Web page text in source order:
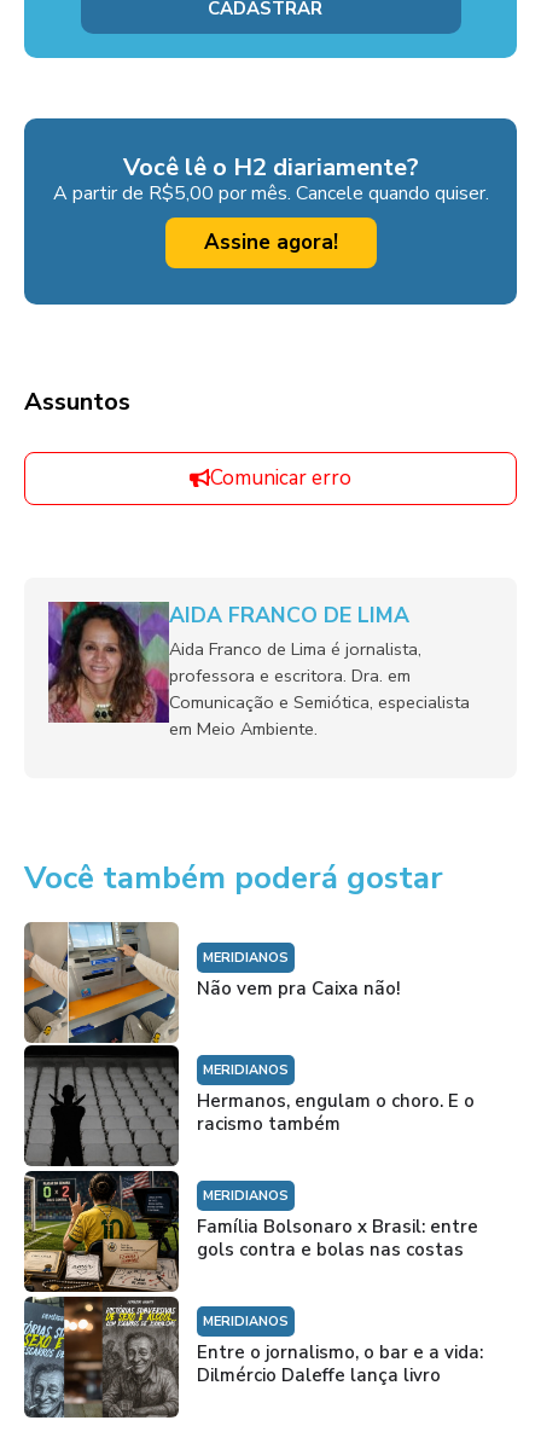
Você lê o H2 diariamente?
A partir de R$5,00 por mês. Cancele quando quiser.
Assine agora!
Assuntos
Comunicar erro
AIDA FRANCO DE LIMA
Aida Franco de Lima é jornalista,
professora e escritora. Dra. em
Comunicação e Semiótica, especialista
em Meio Ambiente.
Você também poderá gostar
MERIDIANOS
Não vem pra Caixa não!
MERIDIANOS
Hermanos, engulam o choro. E o
racismo também
MERIDIANOS
Família Bolsonaro x Brasil: entre
gols contra e bolas nas costas
MERIDIANOS
Entre o jornalismo, o bar e a vida:
Dilmércio Daleffe lança livro